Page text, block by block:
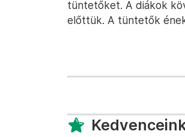
tüntetőket. A diákok
előttük. A tüntetők